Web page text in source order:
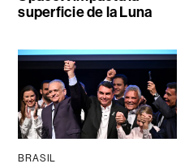
superficie de la Luna
BRASIL